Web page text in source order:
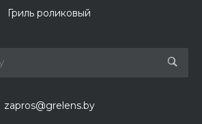
Гриль роликовый
zapros@grelens.by